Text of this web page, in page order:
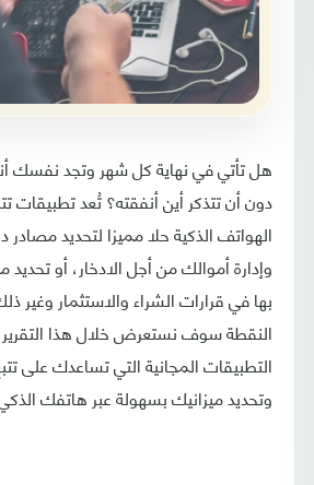
هل تأتي في نهاية كل شهر وتجد نفسك
دون أن تتذكر أين أنفقته؟ تُعد تطبيقات
الهواتف الذكية حلا مميزا لتحديد
وإدارة أموالك من أجل الادخار، أو تحديد
بها في قرارات الشراء والاستثمار وغير
النقطة سوف نستعرض خلال هذا
التطبيقات المجانية التي تساعدك على
وتحديد ميزانيك بسهولة عبر هاتفك